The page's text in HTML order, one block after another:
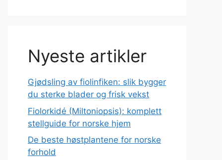
Nyeste artikler
Gjødsling av fiolinfiken: slik bygger
du sterke blader og frisk vekst
Fiolorkidé (Miltoniopsis): komplett
stellguide for norske hjem
De beste høstplantene for norske
forhold